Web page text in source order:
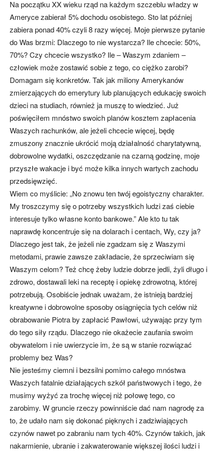
Na początku XX wieku rząd na każdym szczeblu władzy w
Ameryce zabierał 5% dochodu osobistego. Sto lat później
zabiera ponad 40% czyli 8 razy więcej. Moje pierwsze pytanie
do Was brzmi: Dlaczego to nie wystarcza? Ile chcecie: 50%,
70%? Czy chcecie wszystko? Ile – Waszym zdaniem –
człowiek może zostawić sobie z tego, co ciężko zarobi?
Domagam się konkretów. Tak jak miliony Amerykanów
zmierzających do emerytury lub planujących edukację swoich
dzieci na studiach, również ja muszę to wiedzieć. Już
poświęciłem mnóstwo swoich planów kosztem zapłacenia
Waszych rachunków, ale jeżeli chcecie więcej, będę
zmuszony znacznie ukrócić moją działalność charytatywną,
dobrowolne wydatki, oszczędzanie na czarną godzinę, moje
przyszłe wakacje i być może kilka innych wartych zachodu
przedsięwzięć.
Wiem co myślicie: „No znowu ten twój egoistyczny charakter.
My troszczymy się o potrzeby wszystkich ludzi zaś ciebie
interesuje tylko własne konto bankowe.” Ale kto tu tak
naprawdę koncentruje się na dolarach i centach, Wy, czy ja?
Dlaczego jest tak, że jeżeli nie zgadzam się z Waszymi
metodami, prawie zawsze zakładacie, że sprzeciwiam się
Waszym celom? Też chcę żeby ludzie dobrze jedli, żyli długo i
zdrowo, dostawali leki na receptę i opiekę zdrowotną, której
potrzebują. Osobiście jednak uważam, że istnieją bardziej
kreatywne i dobrowolne sposoby osiągnięcia tych celów niż
obrabowanie Piotra by zapłacić Pawłowi, używając przy tym
do tego siły rządu. Dlaczego nie okażecie zaufania swoim
obywatelom i nie uwierzycie im, że są w stanie rozwiązać
problemy bez Was?
Nie jesteśmy ciemni i bezsilni pomimo całego mnóstwa
Waszych fatalnie działających szkół państwowych i tego, że
musimy wyżyć za trochę więcej niż połowę tego, co
zarobimy. W gruncie rzeczy powinniście dać nam nagrodę za
to, że udało nam się dokonać pięknych i zadziwiających
czynów nawet po zabraniu nam tych 40%. Czynów takich, jak
nakarmienie, ubranie i zakwaterowanie większej ilości ludzi i